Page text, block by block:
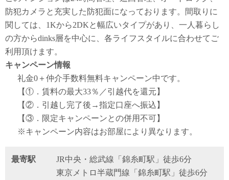
防犯カメラと充実した防犯面になっております。間取りに
関しては、1Kから2DKと幅広いタイプがあり、一人暮らし
の方からdinks層を中心に、各ライフスタイルに合わせてご
利用頂けます。
キャンペーン情報
礼金0 ＋仲介手数料無料キャンペーン中です。
【①．賃料の最大33％／引越代を還元】
【②．引越し完了後→指定口座へ振込】
【③．限定キャンペーンとの併用不可】
※キャンペーン内容はお部屋により異なります。
最寄駅
JR中央・総武線「錦糸町駅」徒歩6分
東京メトロ半蔵門線「錦糸町駅」徒歩6分